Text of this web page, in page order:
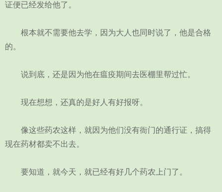
证便已经发给他了。
根本就不需要他去学，因为大人也同时说了，他是合格
的。
说到底，还是因为他在瘟疫期间去医棚里帮过忙。
现在想想，还真的是好人有好报呀。
像这些药农这样，就因为他们没有衙门的通行证，搞得
现在药材都卖不出去。
要知道，就今天，就已经有好几个药农上门了。